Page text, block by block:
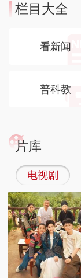
栏目大全
看新闻
普科教
片库
电视剧